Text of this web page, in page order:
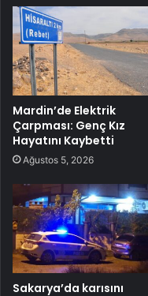
Mardin’de Elektrik
Çarpması: Genç Kız
Hayatını Kaybetti
Ağustos 5, 2026
Sakarya’da karısını